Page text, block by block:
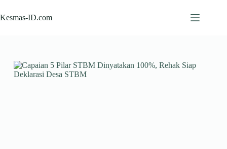
to
content
Kesmas-ID.com